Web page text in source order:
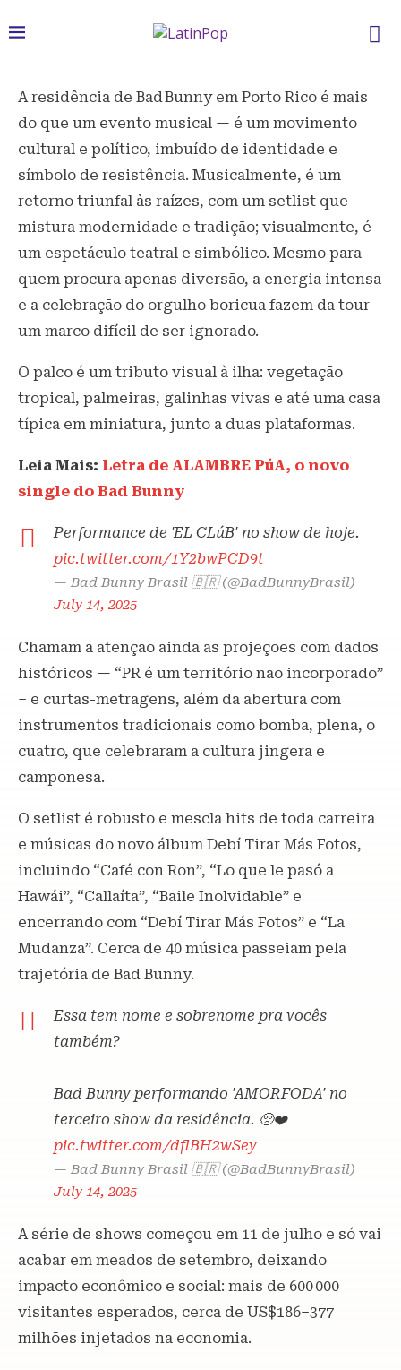
A residência de Bad Bunny em Porto Rico é mais
do que um evento musical — é um movimento
cultural e político, imbuído de identidade e
símbolo de resistência. Musicalmente, é um
retorno triunfal às raízes, com um setlist que
mistura modernidade e tradição; visualmente, é
um espetáculo teatral e simbólico. Mesmo para
quem procura apenas diversão, a energia intensa
e a celebração do orgulho boricua fazem da tour
um marco difícil de ser ignorado.
O palco é um tributo visual à ilha: vegetação
tropical, palmeiras, galinhas vivas e até uma casa
típica em miniatura, junto a duas plataformas.
Leia Mais: Letra de ALAMBRE PúA, o novo
single do Bad Bunny
Performance de 'EL CLúB' no show de hoje.
pic.twitter.com/1Y2bwPCD9t
— Bad Bunny Brasil 🇧🇷 (@BadBunnyBrasil)
July 14, 2025
Chamam a atenção ainda as projeções com dados
históricos — “PR é um território não incorporado”
– e curtas-metragens, além da abertura com
instrumentos tradicionais como bomba, plena, o
cuatro, que celebraram a cultura jingera e
camponesa.
O setlist é robusto e mescla hits de toda carreira
e músicas do novo álbum Debí Tirar Más Fotos,
incluindo “Café con Ron”, “Lo que le pasó a
Hawái”, “Callaíta”, “Baile Inolvidable” e
encerrando com “Debí Tirar Más Fotos” e “La
Mudanza”. Cerca de 40 música passeiam pela
trajetória de Bad Bunny.
Essa tem nome e sobrenome pra vocês
também?
Bad Bunny performando 'AMORFODA' no
terceiro show da residência. 🥺❤️
pic.twitter.com/dflBH2wSey
— Bad Bunny Brasil 🇧🇷 (@BadBunnyBrasil)
July 14, 2025
A série de shows começou em 11 de julho e só vai
acabar em meados de setembro, deixando
impacto econômico e social: mais de 600 000
visitantes esperados, cerca de US$186–377
milhões injetados na economia.